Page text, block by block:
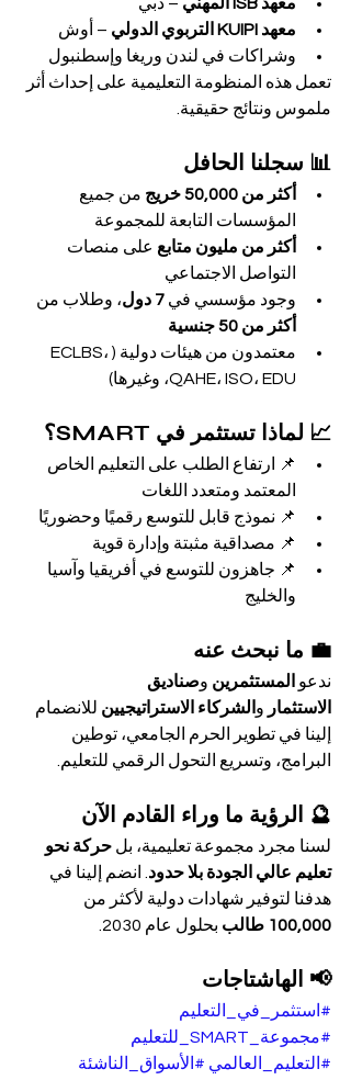
معهد KUIPI التربوي الدولي
– أوش
وشراكات في لندن وريغا وإسطنبول
تعمل هذه المنظومة التعليمية على إحداث أثر
ملموس ونتائج حقيقية.
📊 سجلنا الحافل
أكثر من 50,000 خريج
من جميع
المؤسسات التابعة للمجموعة
أكثر من مليون متابع على منصات
التواصل الاجتماعي
وجود مؤسسي في 7 دول
، وطلاب من
أكثر من 50 جنسية
معتمدون من هيئات دولية (ECLBS،
QAHE، ISO، EDU، وغيرها)
📈 لماذا تستثمر في SMART؟
📌 ارتفاع الطلب على التعليم الخاص
المعتمد ومتعدد اللغات
📌 نموذج قابل للتوسع رقميًا وحضوريًا
📌 مصداقية مثبتة وإدارة قوية
📌 جاهزون للتوسع في أفريقيا وآسيا
والخليج
💼 ما نبحث عنه
ندعو المستثمرين وصناديق
الاستثمار و الشركاء الاستراتيجيين للانضمام
إلينا في تطوير الحرم الجامعي، توطين
البرامج، وتسريع التحول الرقمي للتعليم.
🔮 الرؤية ما وراء القادم الآن
لسنا مجرد مجموعة تعليمية، بل حركة نحو
تعليم عالي الجودة بلا حدود . انضم إلينا في
هدفنا لتوفير شهادات دولية لأكثر من
100,000 طالب
بحلول عام 2030.
📢 الهاشتاجات
#استثمر_في_التعليم
#مجموعة_SMART_للتعليم
#التعليم_العالمي #الأسواق_الناشئة